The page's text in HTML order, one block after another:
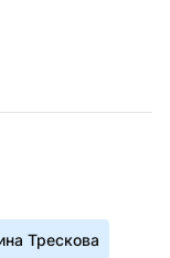
Трескова